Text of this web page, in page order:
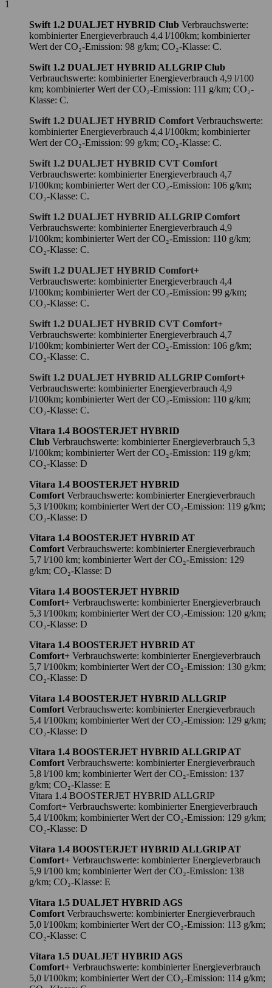
1
Swift 1.2 DUALJET HYBRID Club Verbrauchswerte:
kombinierter Energieverbrauch 4,4 l/100km; kombinierter
Wert der CO₂-Emission: 98 g/km; CO₂-Klasse: C.
Swift 1.2 DUALJET HYBRID ALLGRIP Club
Verbrauchswerte: kombinierter Energieverbrauch 4,9 l/100
km; kombinierter Wert der CO₂-Emission: 111 g/km; CO₂-
Klasse: C.
Swift 1.2 DUALJET HYBRID Comfort Verbrauchswerte:
kombinierter Energieverbrauch 4,4 l/100km; kombinierter
Wert der CO₂-Emission: 99 g/km; CO₂-Klasse: C.
Swift 1.2 DUALJET HYBRID CVT Comfort
Verbrauchswerte: kombinierter Energieverbrauch 4,7
l/100km; kombinierter Wert der CO₂-Emission: 106 g/km;
CO₂-Klasse: C.
Swift 1.2 DUALJET HYBRID ALLGRIP Comfort
Verbrauchswerte: kombinierter Energieverbrauch 4,9
l/100km; kombinierter Wert der CO₂-Emission: 110 g/km;
CO₂-Klasse: C.
Swift 1.2 DUALJET HYBRID Comfort+
Verbrauchswerte: kombinierter Energieverbrauch 4,4
l/100km; kombinierter Wert der CO₂-Emission: 99 g/km;
CO₂-Klasse: C.
Swift 1.2 DUALJET HYBRID CVT Comfort+
Verbrauchswerte: kombinierter Energieverbrauch 4,7
l/100km; kombinierter Wert der CO₂-Emission: 106 g/km;
CO₂-Klasse: C.
Swift 1.2 DUALJET HYBRID ALLGRIP Comfort+
Verbrauchswerte: kombinierter Energieverbrauch 4,9
l/100km; kombinierter Wert der CO₂-Emission: 110 g/km;
CO₂-Klasse: C.
Vitara 1.4 BOOSTERJET HYBRID
Club Verbrauchswerte: kombinierter Energieverbrauch 5,3
l/100km; kombinierter Wert der CO₂-Emission: 119 g/km;
CO₂-Klasse: D
Vitara 1.4 BOOSTERJET HYBRID
Comfort Verbrauchswerte: kombinierter Energieverbrauch
5,3 l/100km; kombinierter Wert der CO₂-Emission: 119 g/km;
CO₂-Klasse: D
Vitara 1.4 BOOSTERJET HYBRID AT
Comfort Verbrauchswerte: kombinierter Energieverbrauch
5,7 l/100 km; kombinierter Wert der CO₂-Emission: 129
g/km; CO₂-Klasse: D
Vitara 1.4 BOOSTERJET HYBRID
Comfort+ Verbrauchswerte: kombinierter Energieverbrauch
5,3 l/100km; kombinierter Wert der CO₂-Emission: 120 g/km;
CO₂-Klasse: D
Vitara 1.4 BOOSTERJET HYBRID AT
Comfort+ Verbrauchswerte: kombinierter Energieverbrauch
5,7 l/100km; kombinierter Wert der CO₂-Emission: 130 g/km;
CO₂-Klasse: D
Vitara 1.4 BOOSTERJET HYBRID ALLGRIP
Comfort Verbrauchswerte: kombinierter Energieverbrauch
5,4 l/100km; kombinierter Wert der CO₂-Emission: 129 g/km;
CO₂-Klasse: D
Vitara 1.4 BOOSTERJET HYBRID ALLGRIP AT
Comfort Verbrauchswerte: kombinierter Energieverbrauch
5,8 l/100 km; kombinierter Wert der CO₂-Emission: 137
g/km; CO₂-Klasse: E
Vitara 1.4 BOOSTERJET HYBRID ALLGRIP
Comfort+ Verbrauchswerte: kombinierter Energieverbrauch
5,4 l/100km; kombinierter Wert der CO₂-Emission: 129 g/km;
CO₂-Klasse: D
Vitara 1.4 BOOSTERJET HYBRID ALLGRIP AT
Comfort+ Verbrauchswerte: kombinierter Energieverbrauch
5,9 l/100 km; kombinierter Wert der CO₂-Emission: 138
g/km; CO₂-Klasse: E
Vitara 1.5 DUALJET HYBRID AGS
Comfort Verbrauchswerte: kombinierter Energieverbrauch
5,0 l/100km; kombinierter Wert der CO₂-Emission: 113 g/km;
CO₂-Klasse: C
Vitara 1.5 DUALJET HYBRID AGS
Comfort+ Verbrauchswerte: kombinierter Energieverbrauch
5,0 l/100km; kombinierter Wert der CO₂-Emission: 114 g/km;